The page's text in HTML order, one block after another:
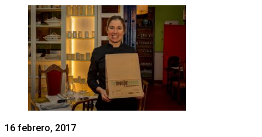
16 febrero, 2017